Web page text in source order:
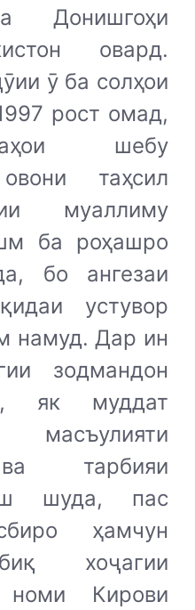
Донишгоҳи
овард.
ӯ ба солҳои
рост омад,
шебу
таҳсил
муаллиму
ба роҳашро
бо ангезаи
устувор
намуд. Дар ин
зодмандон
як муддат
тарбияи
шуда, пас
ҳамчун
хоҷагии
Кирови